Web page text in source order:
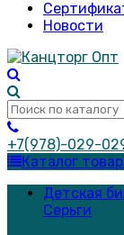
Новости
+7(978)-029-
Каталог
Детская
Серьги